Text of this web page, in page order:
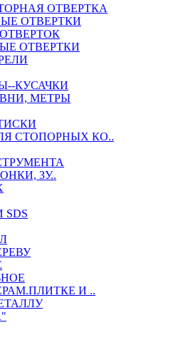
ОТВЕРТКА
ОТВЕРТКИ
ОТВЕРТКИ
КУСАЧКИ
МЕТРЫ
СТОПОРНЫХ КО..
ЗУ..
И ..